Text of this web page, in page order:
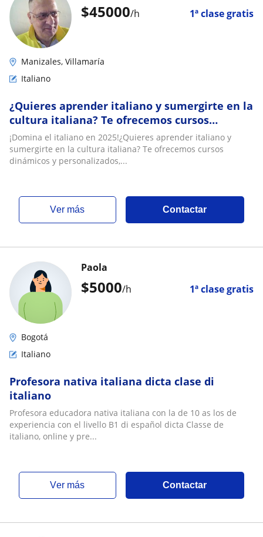
$45000/h 1ª clase gratis
Manizales, Villamaría
Italiano
¿Quieres aprender italiano y sumergirte en la
cultura italiana? Te ofrecemos cursos
dinámicos y personalizados
¡Domina el italiano en 2025!¿Quieres aprender italiano y
sumergirte en la cultura italiana? Te ofrecemos cursos
dinámicos y personalizados,...
ver más Contactar
$5000/h 1ª clase gratis
Paola
Bogotá
Italiano
Profesora nativa italiana dicta clase di
italiano
Profesora educadora nativa italiana con la de 10 as los de
experiencia con el livello B1 di español dicta Classe de
italiano, online y pre...
ver más Contactar